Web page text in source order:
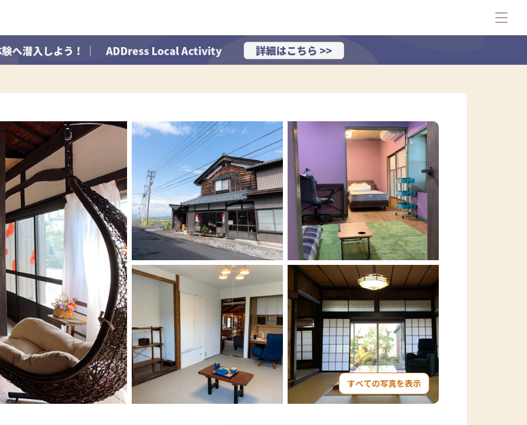
すべての写真を表示